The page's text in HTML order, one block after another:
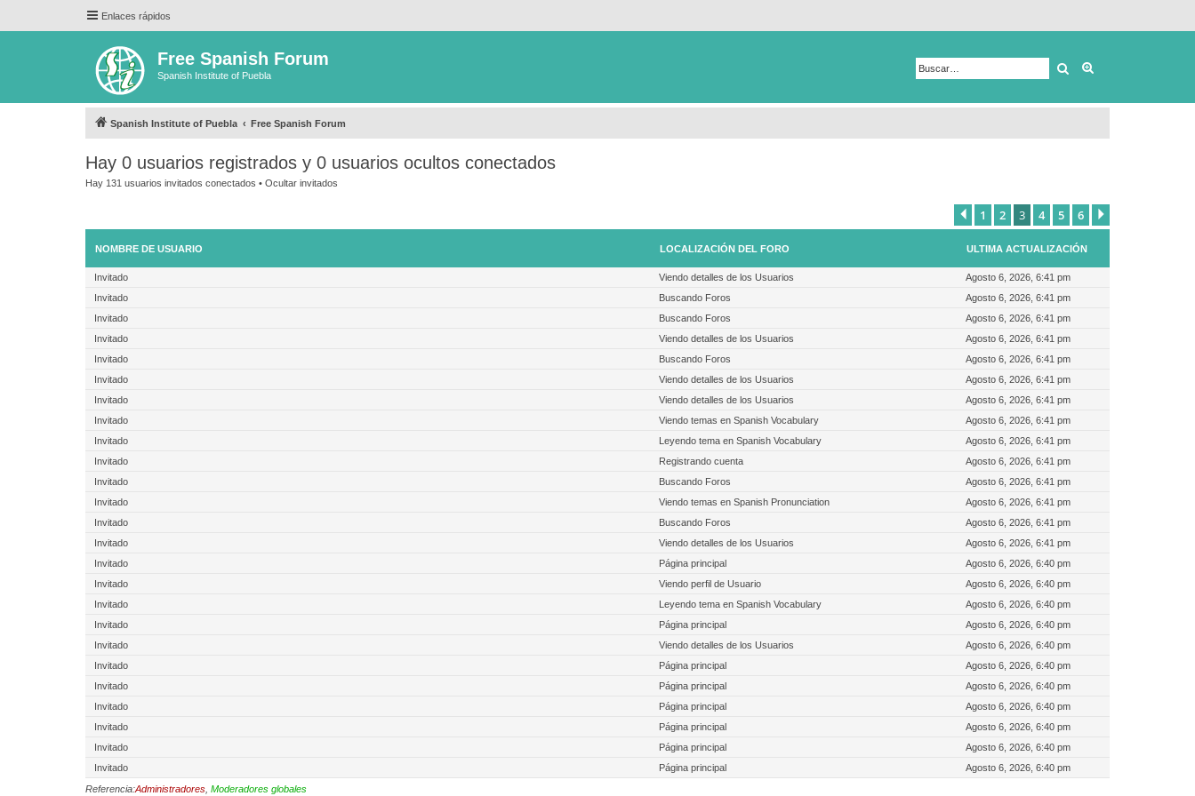
Enlaces rápidos
Free Spanish Forum
Spanish Institute of Puebla Buscar
Spanish Institute of Puebla Free Spanish Forum
Hay 0 usuarios registrados y 0 usuarios ocultos conectados
Hay 131 usuarios invitados conectados • Ocultar invitados
Anterior
1 2 3 4 5 6
NOMBRE DE USUARIO LOCALIZACIÓN DEL FORO ULTIMA ACTUALIZACIÓN
Invitado Viendo detalles de los Usuarios
Agosto 6, 2026, 6:41 pm
Invitado
Buscando Foros
Agosto 6, 2026, 6:41 pm
Invitado
Buscando Foros
Agosto 6, 2026, 6:41 pm
Invitado
Viendo detalles de los Usuarios
Agosto 6, 2026, 6:41 pm
Invitado
Buscando Foros
Agosto 6, 2026, 6:41 pm
Invitado
Viendo detalles de los Usuarios
Agosto 6, 2026, 6:41 pm
Invitado
Viendo detalles de los Usuarios
Agosto 6, 2026, 6:41 pm
Invitado
Viendo temas en Spanish Vocabulary
Agosto 6, 2026, 6:41 pm
Invitado
Leyendo tema en Spanish Vocabulary
Agosto 6, 2026, 6:41 pm
Invitado
Registrando cuenta
Agosto 6, 2026, 6:41 pm
Invitado
Buscando Foros
Agosto 6, 2026, 6:41 pm
Invitado
Viendo temas en Spanish Pronunciation
Agosto 6, 2026, 6:41 pm
Invitado
Buscando Foros
Agosto 6, 2026, 6:41 pm
Invitado
Viendo detalles de los Usuarios
Agosto 6, 2026, 6:41 pm
Invitado
Página principal
Agosto 6, 2026, 6:40 pm
Invitado
Viendo perfil de Usuario
Agosto 6, 2026, 6:40 pm
Invitado
Leyendo tema en Spanish Vocabulary
Agosto 6, 2026, 6:40 pm
Invitado
Página principal
Agosto 6, 2026, 6:40 pm
Invitado
Viendo detalles de los Usuarios
Agosto 6, 2026, 6:40 pm
Invitado
Página principal
Agosto 6, 2026, 6:40 pm
Invitado
Página principal
Agosto 6, 2026, 6:40 pm
Invitado
Página principal
Agosto 6, 2026, 6:40 pm
Invitado
Página principal
Agosto 6, 2026, 6:40 pm
Invitado
Página principal
Agosto 6, 2026, 6:40 pm
Invitado
Página principal
Agosto 6, 2026, 6:40 pm
Referencia:Administradores Moderadores globales